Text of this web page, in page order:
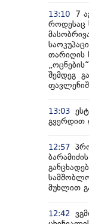
13:10
7
როდესაც
თარიღის
შემდეგ
13:03
გვერდით
12:57
მუხლით
12:42